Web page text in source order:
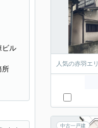
人気の赤羽エ
中古一戸建
ビル
所